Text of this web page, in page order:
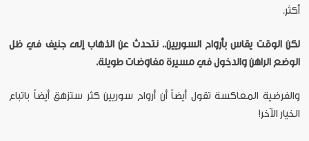
أكثر.
لكن الوقت يقاس بأرواح السوريين.. نتحدث عن الذهاب إلى جنيف في ظل
الوضع الراهن والدخول في مسيرة مفاوضات طويلة.
والفرضية المعاكسة تقول أيضاً أن أرواح سوريين كثر ستزهق أيضاً باتباع
الخيار الآخر!